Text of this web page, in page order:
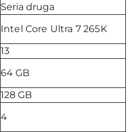
Seria druga
Intel Core Ultra 7 265K
13
64 GB
128 GB
4